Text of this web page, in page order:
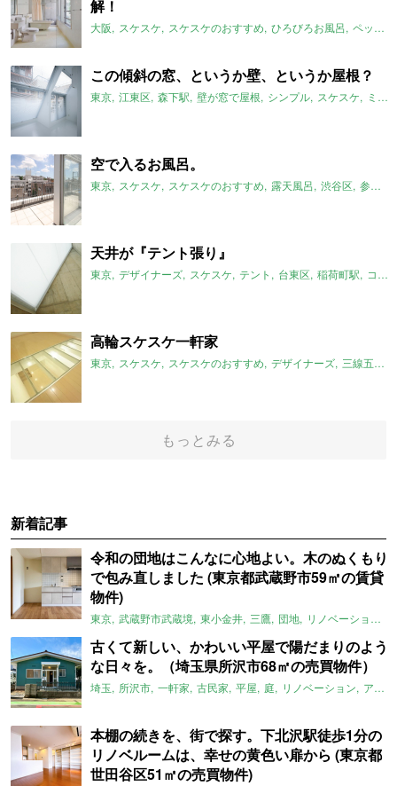
解！
大阪 スケスケ スケスケのおすすめ ひろびろお風呂 ペット可
この傾斜の窓、というか壁、というか屋根？
東京 江東区 森下駅 壁が窓で屋根 シンプル スケスケ ミニマム
空で入るお風呂。
東京 スケスケ スケスケのおすすめ 露天風呂 渋谷区 参宮橋駅
天井が『テント張り』
東京 デザイナーズ スケスケ テント 台東区 稲荷町駅 コンクリート
高輪スケスケ一軒家
東京 スケスケ スケスケのおすすめ デザイナーズ 三線五駅
もっとみる
新着記事
令和の団地はこんなに心地よい。木のぬくもり
で包み直しました (東京都武蔵野市59㎡の賃貸
物件)
東京 武蔵野市武蔵境 東小金井 三鷹 団地 リノベーション
古くて新しい、かわいい平屋で陽だまりのよう
な日々を。（埼玉県所沢市68㎡の売買物件）
埼玉 所沢市 一軒家 古民家 平屋 庭 リノベーション アメリカンハウス
本棚の続きを、街で探す。下北沢駅徒歩1分の
リノベルームは、幸せの黄色い扉から (東京都
世田谷区51㎡の売買物件)